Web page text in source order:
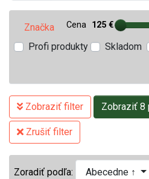
Značka Cena 125 €
Profi produkty Skladom
Zobraziť filter Zobraziť 8
Zrušiť filter
Zoradiť podľa: Abecedne ↑